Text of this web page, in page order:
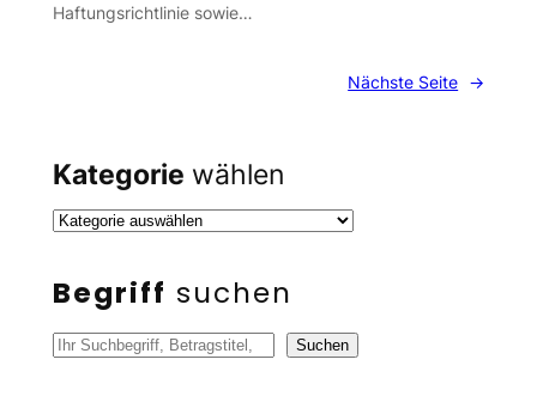
Haftungsrichtlinie sowie…
Nächste Seite →
Kategorie wählen
Begriff suchen
S
Suchen